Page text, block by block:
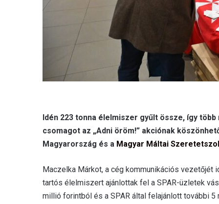
Idén 223 tonna élelmiszer gyűlt össze, így
csomagot az „Adni öröm!” akciónak
Magyarország és a Magyar Máltai
Maczelka Márkot, a cég kommunikációs vezetőjét
tartós élelmiszert ajánlottak fel a SPAR-üzletek
millió forintból és a SPAR által felajánlott további